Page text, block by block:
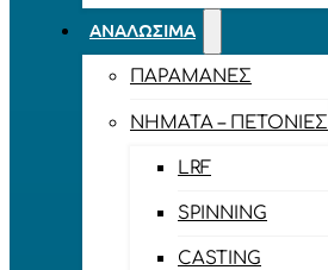
ΑΝΑΛΏΣΙΜΑ
ΠΑΡΑΜΆΝΕΣ
ΝΉΜΑΤΑ – ΠΕΤΟΝΙΈΣ
LRF
SPINNING
CASTING